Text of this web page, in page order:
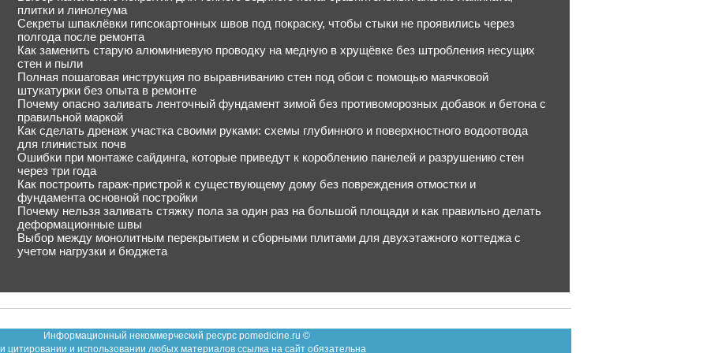
плитки и линолеума
Секреты шпаклёвки гипсокартонных швов под покраску, чтобы стыки не проявились через
полгода после ремонта
Как заменить старую алюминиевую проводку на медную в хрущёвке без штробления несущих
стен и пыли
Полная пошаговая инструкция по выравниванию стен под обои с помощью маячковой
штукатурки без опыта в ремонте
Почему опасно заливать ленточный фундамент зимой без противоморозных добавок и бетона с
правильной маркой
Как сделать дренаж участка своими руками: схемы глубинного и поверхностного водоотвода
для глинистых почв
Ошибки при монтаже сайдинга, которые приведут к короблению панелей и разрушению стен
через три года
Как построить гараж-пристрой к существующему дому без повреждения отмостки и
фундамента основной постройки
Почему нельзя заливать стяжку пола за один раз на большой площади и как правильно делать
деформационные швы
Выбор между монолитным перекрытием и сборными плитами для двухэтажного коттеджа с
учетом нагрузки и бюджета
Информационный некоммерческий ресурс pomedicine.ru ©
цитировании и использовании любых материалов ссылка на сайт обязательна